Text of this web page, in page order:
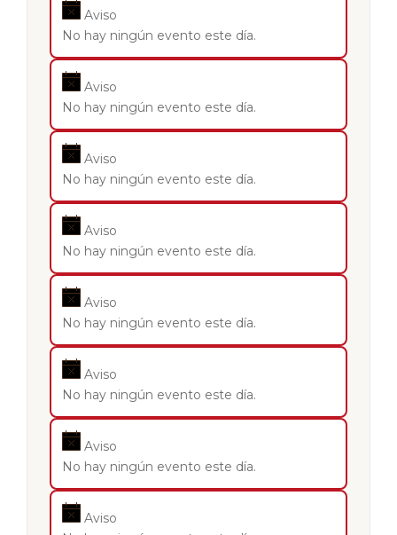
Aviso
No hay ningún evento este día.
Aviso
No hay ningún evento este día.
Aviso
No hay ningún evento este día.
Aviso
No hay ningún evento este día.
Aviso
No hay ningún evento este día.
Aviso
No hay ningún evento este día.
Aviso
No hay ningún evento este día.
Aviso